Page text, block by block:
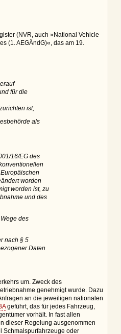
(NVR, auch »National Vehicle
(1. AEGÄndG)«, das am 19.
für die
ist;
als
16/EG des
worden
worden ist, zu
und des
des
nach § 5
Daten
um. Zweck des
genehmigt wurde. Dazu
an die jeweiligen nationalen
geführt, das für jedes Fahrzeug,
vorhält. In fast allen
dieser Regelung ausgenommen
Schmalspurfahrzeuge oder